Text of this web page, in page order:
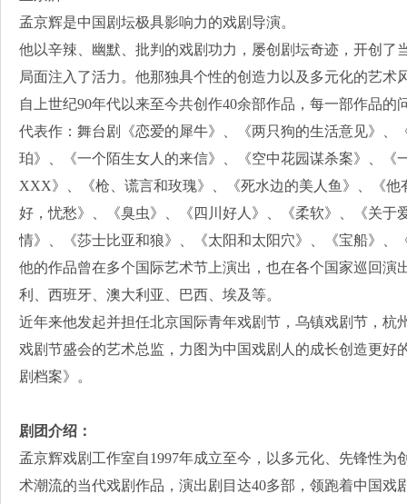
孟京辉是中国剧坛极具影响力的戏剧导演。
他以辛辣、幽默、批判的戏剧功力，屡创剧坛奇迹，开创了
局面注入了活力。他那独具个性的创造力以及多元化的艺术
自上世纪90年代以来至今共创作40余部作品，每一部作品的
代表作：舞台剧《恋爱的犀牛》、《两只狗的生活意见》、
珀》、《一个陌生女人的来信》、《空中花园谋杀案》、《
XXX》、《枪、谎言和玫瑰》、《死水边的美人鱼》、《
好，忧愁》、《臭虫》、《四川好人》、《柔软》、《关于
情》、《莎士比亚和狼》、《太阳和太阳穴》、《宝船》、
他的作品曾在多个国际艺术节上演出，也在各个国家巡回演
利、西班牙、澳大利亚、巴西、埃及等。
近年来他发起并担任北京国际青年戏剧节，乌镇戏剧节，杭
戏剧节盛会的艺术总监，力图为中国戏剧人的成长创造更好
剧档案》。
剧团介绍：
孟京辉戏剧工作室自1997年成立至今，以多元化、先锋性
术潮流的当代戏剧作品，演出剧目达40多部，领跑着中国戏